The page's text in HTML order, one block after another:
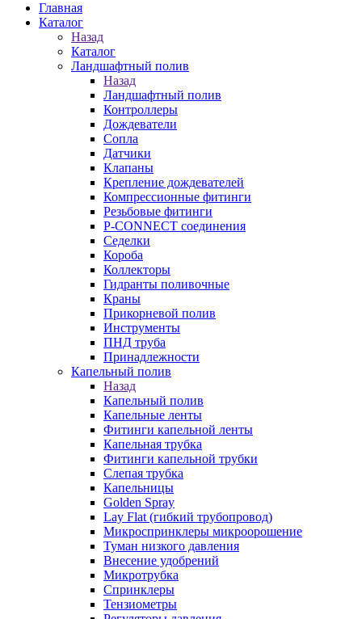
Главная
Каталог
Назад
Каталог
Ландшафтный полив
Назад
Ландшафтный полив
Контроллеры
Дождеватели
Сопла
Датчики
Клапаны
Крепление дождевателей
Компрессионные фитинги
Резьбовые фитинги
P-CONNECT соединения
Седелки
Короба
Коллекторы
Гидранты поливочные
Краны
Прикорневой полив
Инструменты
ПНД труба
Принадлежности
Капельный полив
Назад
Капельный полив
Капельные ленты
Фитинги капельной ленты
Капельная трубка
Фитинги капельной трубки
Слепая трубка
Капельницы
Golden Spray
Lay Flat (гибкий трубопровод)
Микроспринклеры микроорошение
Туман низкого давления
Внесение удобрений
Микротрубка
Спринклеры
Тензиометры